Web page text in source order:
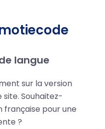
promotiecode
op afgeprijsde
promotiemateriaal,
langue
sur la version
Souhaitez-
française pour une
?